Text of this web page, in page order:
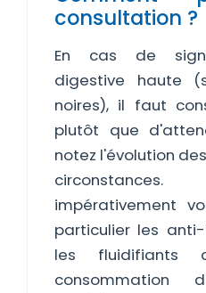
consultation ?
En cas de
digestive haute
noires), il faut
plutôt que
notez l'évolution
impérativement
particulier les
les fluidifiants
consommation